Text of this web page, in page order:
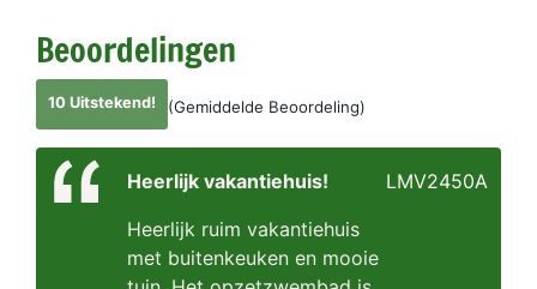
Beoordelingen
10 Uitstekend! (Gemiddelde Beoordeling)
Heerlijk vakantiehuis!
Heerlijk ruim vakantiehuis
met buitenkeuken en mooie
LMV2450A